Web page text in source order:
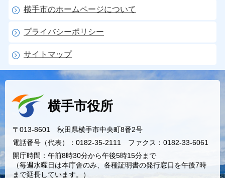
横手市のホームページについて
プライバシーポリシー
サイトマップ
横手市役所
〒013-8601 秋田県横手市中央町8番2号
電話番号（代表）：0182-35-2111 ファクス：0182-33-6061
開庁時間：午前8時30分から午後5時15分まで
（毎週水曜日は本庁舎のみ、各種証明書の発行窓口を午後7時
まで延長しています。）